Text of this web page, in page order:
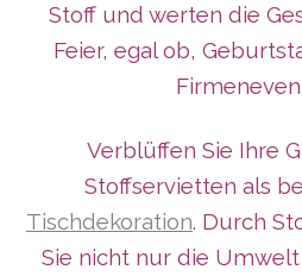
Stoff und werten die
Feier, egal ob,
Verblüffen Sie Ihre
Stoffservietten als
Tischdekoration. Durch
Sie nicht nur die